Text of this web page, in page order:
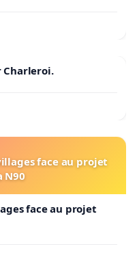
Charleroi.
face au projet
N90
face au projet